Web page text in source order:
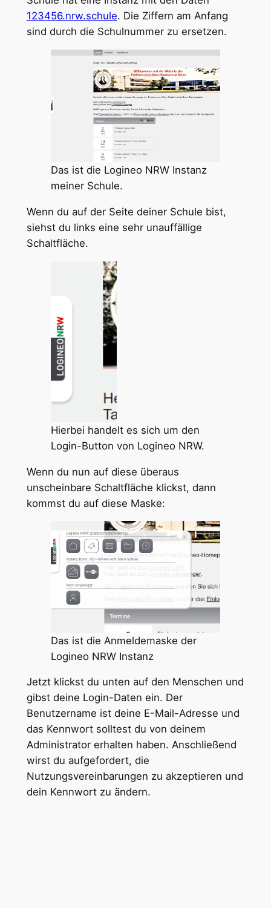
123456.nrw.schule. Die Ziffern am Anfang
sind durch die Schulnummer zu ersetzen.
Das ist die Logineo NRW Instanz
meiner Schule.
Wenn du auf der Seite deiner Schule bist,
siehst du links eine sehr unauffällige
Schaltfläche.
Hierbei handelt es sich um den
Login-Button von Logineo NRW.
Wenn du nun auf diese überaus
unscheinbare Schaltfläche klickst, dann
kommst du auf diese Maske:
Das ist die Anmeldemaske der
Logineo NRW Instanz
Jetzt klickst du unten auf den Menschen und
gibst deine Login-Daten ein. Der
Benutzername ist deine E-Mail-Adresse und
das Kennwort solltest du von deinem
Administrator erhalten haben. Anschließend
wirst du aufgefordert, die
Nutzungsvereinbarungen zu akzeptieren und
dein Kennwort zu ändern.